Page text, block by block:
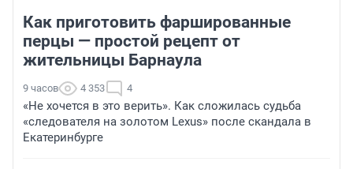
Как приготовить фаршированные
перцы — простой рецепт от
жительницы Барнаула
9 часов 4 353 4
«Не хочется в это верить». Как сложилась судьба
«следователя на золотом Lexus» после скандала в
Екатеринбурге